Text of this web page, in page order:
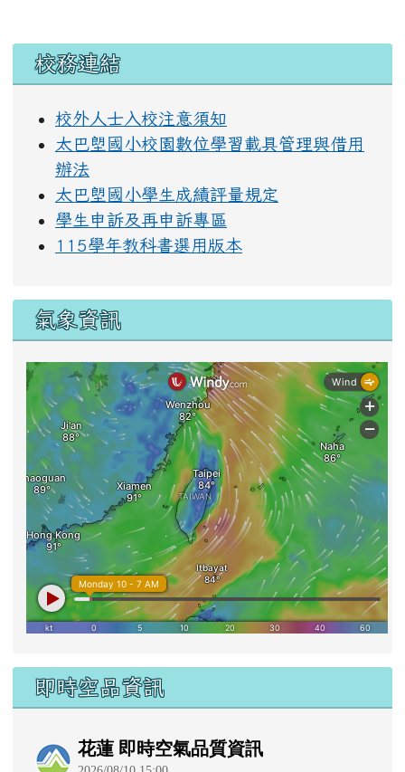
左邊區域內容
校務連結
校外人士入校注意須知
太巴塱國小校園數位學習載具管理與借用
辦法
太巴塱國小學生成績評量規定
學生申訴及再申訴專區
115學年教科書選用版本
氣象資訊
即時空品資訊